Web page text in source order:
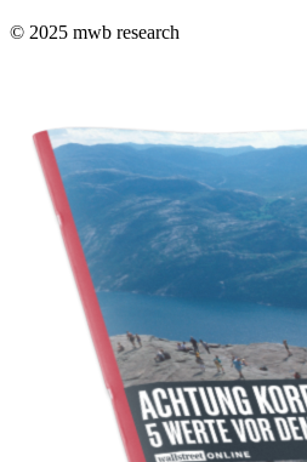
© 2025 mwb research